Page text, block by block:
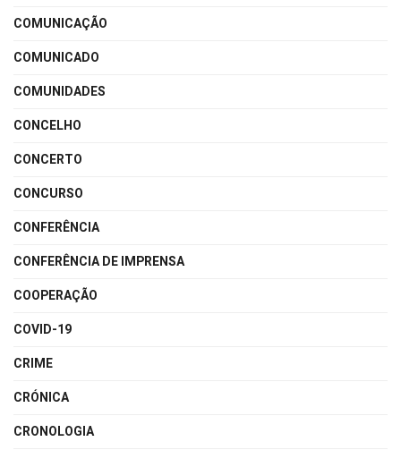
COMUNICAÇÃO
COMUNICADO
COMUNIDADES
CONCELHO
CONCERTO
CONCURSO
CONFERÊNCIA
CONFERÊNCIA DE IMPRENSA
COOPERAÇÃO
COVID-19
CRIME
CRÓNICA
CRONOLOGIA